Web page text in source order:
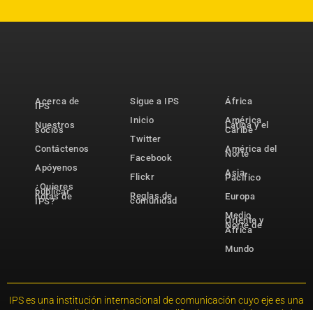
Acerca de
IPS
Nuestros
socios
Contáctenos
Apóyenos
¿Quieres
publicar
notas de
IPS?
Sigue a IPS
Inicio
Twitter
Facebook
Flickr
Reglas de
comunidad
África
América
Latina y el
Caribe
América del
Norte
Asia-
Pacífico
Europa
Medio
Oriente y
Norte de
África
Mundo
IPS es una institución internacional de comunicación cuyo eje es una